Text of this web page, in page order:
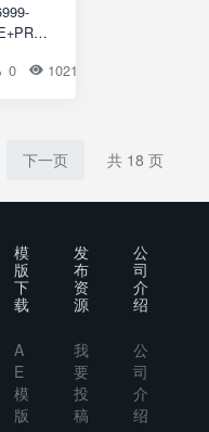
0
脚
题人
0 1021
下一页 共 18 页
模
版
下
载
A
E
模
版
发
布
资
源
我
要
投
稿
公
司
介
绍
公
司
介
绍